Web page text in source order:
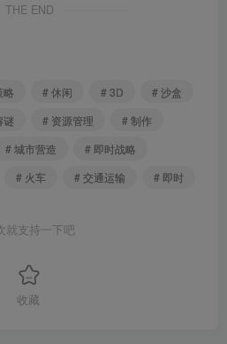
THE END
略 # 休闲 # 3D
# 沙盒
谜 # 资源管理
# 制作
# 城市营造
# 即时战略
# 火车 # 交通运输 # 即时
就支持一下吧
收藏